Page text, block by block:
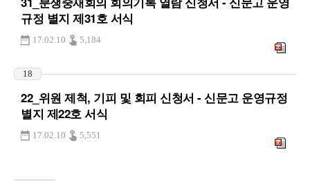
규정 별지 제31호 서식
17.02.10 5,184
18
22_위원 제척, 기피 및 회피 신청서 - 신문고 운영규정
별지 제22호 서식
17.02.10 5,551